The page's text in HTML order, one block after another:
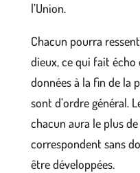
l’Union.
Chacun pourra
dieux, ce qui fait écho
données à la fin de la
sont d’ordre général.
chacun aura le plus
correspondent sans
être développées.